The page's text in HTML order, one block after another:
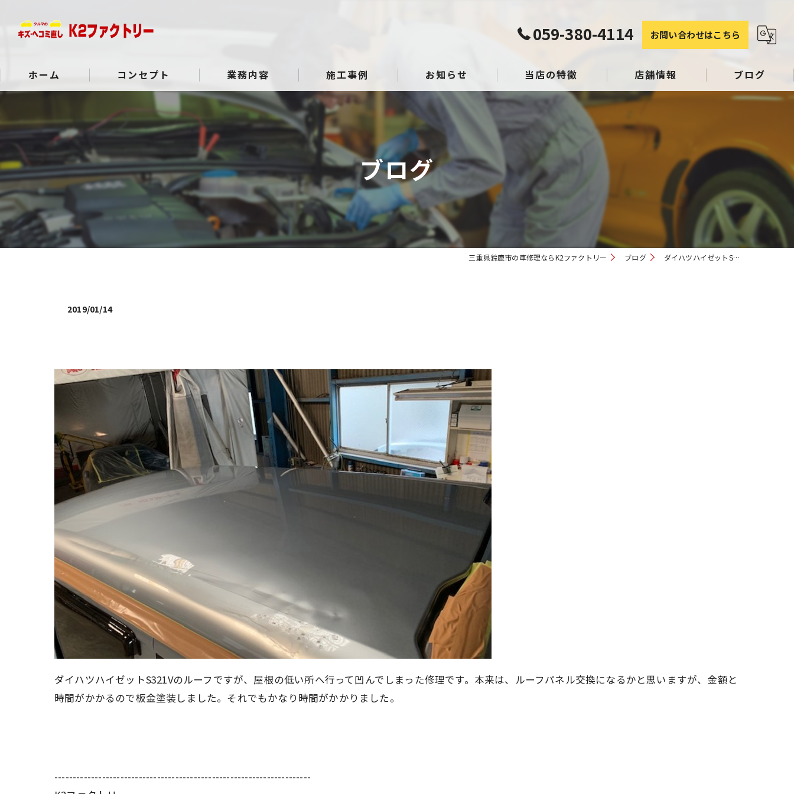
059-380-4114 お問い合わせはこちら
ホーム コンセプト 業務内容
よくある質問
施工事例 お知らせ 当店の特徴
ガラスリペア
店舗情報 ブログ
ブログ
三重県鈴鹿市の車修理ならK2ファクトリー ブログ ダイハツハイゼットS…
2019/01/14
ダイハツハイゼットS321Vのルーフですが、屋根の低い所へ行って凹んでしまった修理です。本来は、ルーフパネル交換になるかと思いますが、金額と
時間がかかるので板金塗装しました。それでもかなり時間がかかりました。
----------------------------------------------------------------------